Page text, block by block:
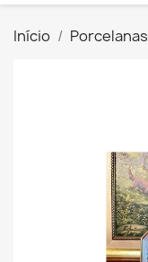
Início Porcelanas